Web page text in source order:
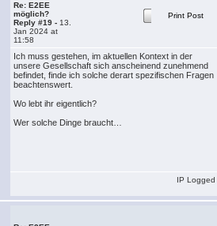
Re: E2EE
möglich?
Reply #19 - 13.
Jan 2024 at
11:58
Print Post
Ich muss gestehen, im aktuellen Kontext in der
unsere Gesellschaft sich anscheinend zunehmend
befindet, finde ich solche derart spezifischen Fragen
beachtenswert.
Wo lebt ihr eigentlich?
Wer solche Dinge braucht…
IP Logged